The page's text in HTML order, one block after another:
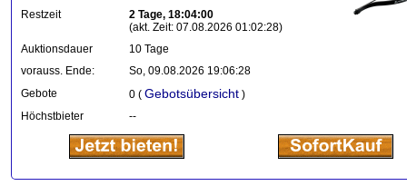
Restzeit
2 Tage, 18:04:00
(akt. Zeit: 07.08.2026 01:02:28)
Auktionsdauer
10 Tage
vorauss. Ende:
So, 09.08.2026 19:06:28
Gebote
0 ( Gebotsübersicht )
Höchstbieter
--